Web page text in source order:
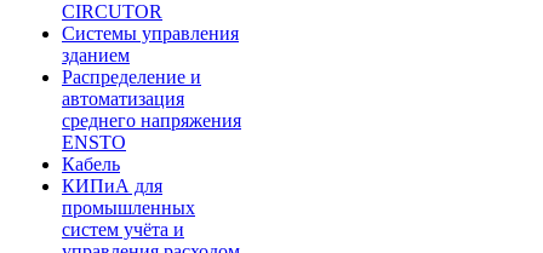
CIRCUTOR
Системы управления
зданием
Распределение и
автоматизация
среднего напряжения
ENSTO
Кабель
КИПиА для
промышленных
систем учёта и